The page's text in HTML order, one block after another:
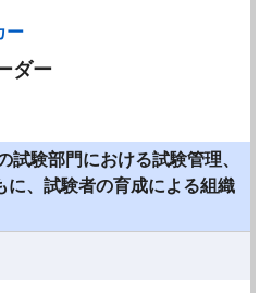
ー
ダー
試験部門における試験管理、
に、試験者の育成による組織